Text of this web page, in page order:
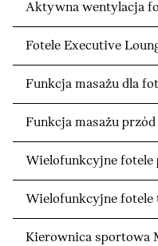
Aktywna wentylacja
Fotele Executive
Funkcja masażu dla
Funkcja masażu przód
Wielofunkcyjne fotele
Wielofunkcyjne fotele
Kierownica sportowa